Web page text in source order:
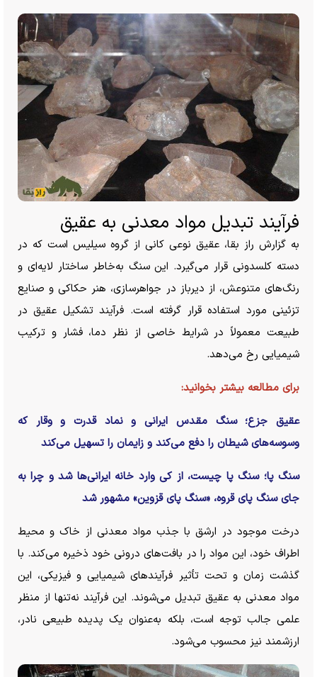
فرآیند تبدیل مواد معدنی به عقیق
به گزارش راز بقا، عقیق نوعی کانی از گروه سیلیس است که در
دسته کلسدونی قرار می‌گیرد. این سنگ به‌خاطر ساختار لایه‌ای و
رنگ‌های متنوعش، از دیرباز در جواهرسازی، هنر حکاکی و صنایع
تزئینی مورد استفاده قرار گرفته است. فرآیند تشکیل عقیق در
طبیعت معمولاً در شرایط خاصی از نظر دما، فشار و ترکیب
شیمیایی رخ می‌دهد.
برای مطالعه بیشتر بخوانید:
عقیق جزع؛ سنگ مقدس ایرانی و نماد قدرت و وقار که
وسوسه‌های شیطان را دفع می‌کند و زایمان را تسهیل می‌کند
سنگ پا؛ سنگ پا چیست، از کی وارد خانه ایرانی‌ها شد و چرا به
جای سنگ پای قروه، «سنگ پای قزوین» مشهور شد
درخت موجود در ارشق با جذب مواد معدنی از خاک و محیط
اطراف خود، این مواد را در بافت‌های درونی خود ذخیره می‌کند. با
گذشت زمان و تحت تأثیر فرآیند‌های شیمیایی و فیزیکی، این
مواد معدنی به عقیق تبدیل می‌شوند. این فرآیند نه‌تنها از منظر
علمی جالب توجه است، بلکه به‌عنوان یک پدیده طبیعی نادر،
ارزشمند نیز محسوب می‌شود.